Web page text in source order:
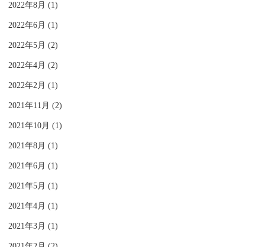
2022年8月 (1)
2022年6月 (1)
2022年5月 (2)
2022年4月 (2)
2022年2月 (1)
2021年11月 (2)
2021年10月 (1)
2021年8月 (1)
2021年6月 (1)
2021年5月 (1)
2021年4月 (1)
2021年3月 (1)